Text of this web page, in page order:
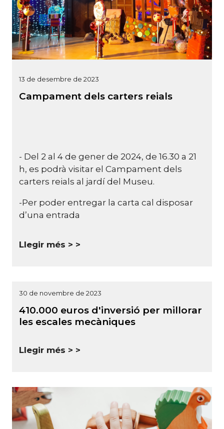
13 de desembre de 2023
Campament dels carters reials
- Del 2 al 4 de gener de 2024, de 16.30 a 21
h, es podrà visitar el Campament dels
carters reials al jardí del Museu.
-Per poder entregar la carta cal disposar
d’una entrada
Llegir més >
30 de novembre de 2023
410.000 euros d'inversió per millorar
les escales mecàniques
Llegir més >